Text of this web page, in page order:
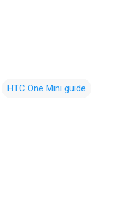
HTC One Mini guide